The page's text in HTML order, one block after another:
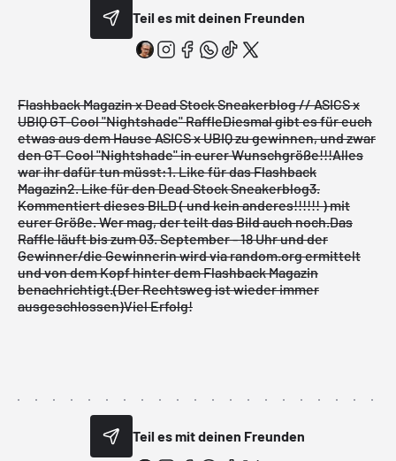
Teil es mit deinen Freunden
Flashback Magazin x Dead Stock Sneakerblog // ASICS x
UBIQ GT-Cool "Nightshade" RaffleDiesmal gibt es für euch
etwas aus dem Hause ASICS x UBIQ zu gewinnen, und zwar
den GT-Cool "Nightshade" in eurer Wunschgröße!!!Alles
war ihr dafür tun müsst:1. Like für das Flashback
Magazin2. Like für den Dead Stock Sneakerblog3.
Kommentiert dieses BILD ( und kein anderes!!!!!! ) mit
eurer Größe. Wer mag, der teilt das Bild auch noch.Das
Raffle läuft bis zum 03. September - 18 Uhr und der
Gewinner/die Gewinnerin wird via random.org ermittelt
und von dem Kopf hinter dem Flashback Magazin
benachrichtigt.(Der Rechtsweg ist wieder immer
ausgeschlossen)Viel Erfolg!
Teil es mit deinen Freunden